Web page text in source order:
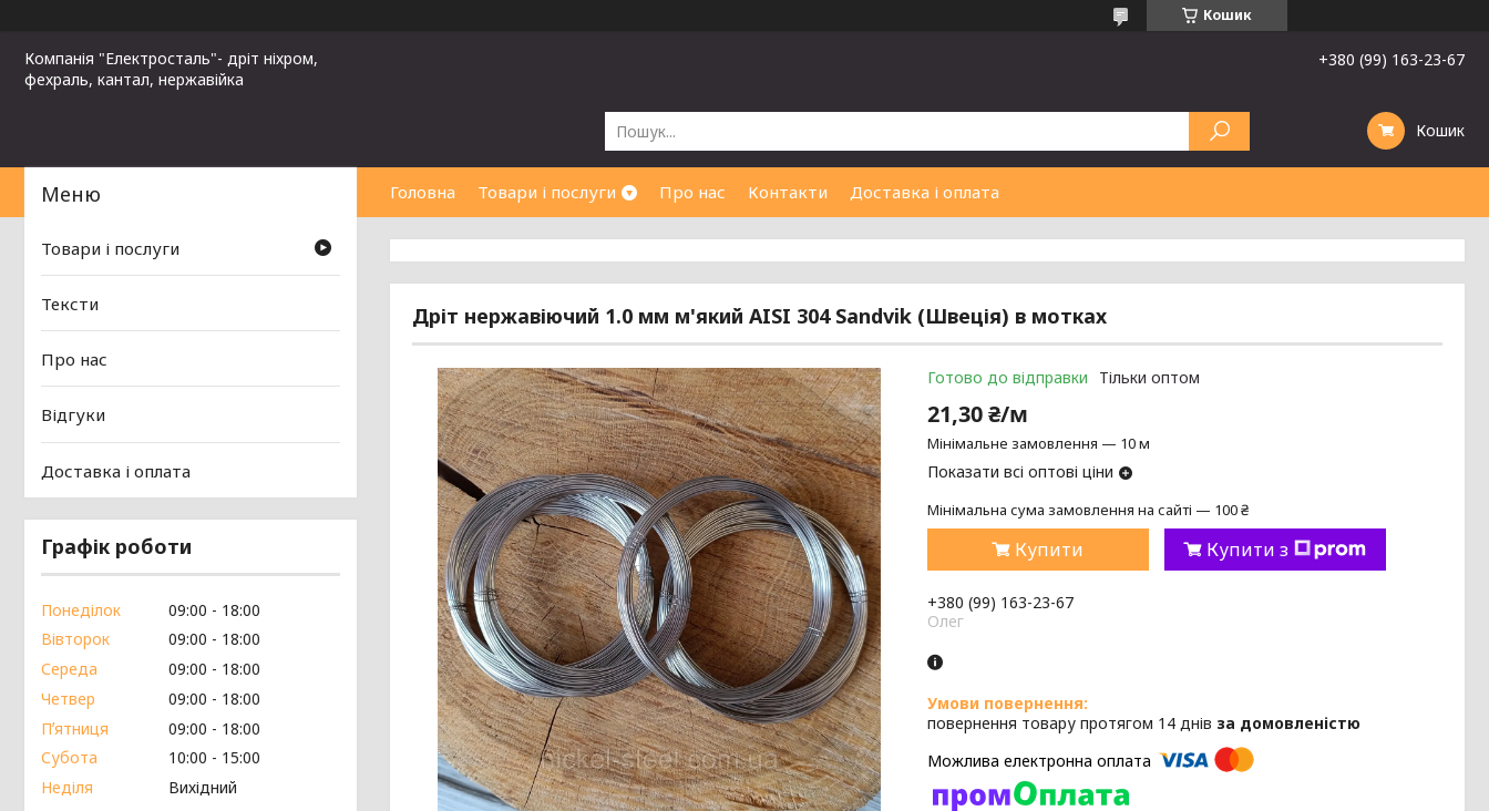
Кошик
Компанія "Електросталь"- дріт ніхром,
фехраль, кантал, нержавійка
+380 (99) 163-23-67
Кошик
Головна Товари і послуги Про нас Контакти Доставка і оплата
Дріт нержавіючий 1.0 мм м'який AISI 304 Sandvik (Швеція) в мотках
Готово до відправки Тільки оптом
21,30 ₴/м
Мінімальне замовлення — 10 м
Показати всі оптові ціни
Мінімальна сума замовлення на сайті — 100 ₴
Купити Купити з
+380 (99) 163-23-67
Олег
повернення товару протягом 14 днів за домовленістю
Товари і послуги
Тексти
Про нас
Відгуки
Доставка і оплата
Графік роботи
Понеділок 09:00
18:00
Вівторок
09:00
18:00
Середа
09:00
18:00
Четвер
09:00
18:00
Пʼятниця
09:00
18:00
Субота
10:00
15:00
Неділя
Вихідний